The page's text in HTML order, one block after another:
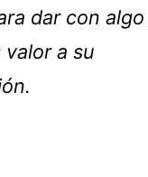
dar con
valor a su